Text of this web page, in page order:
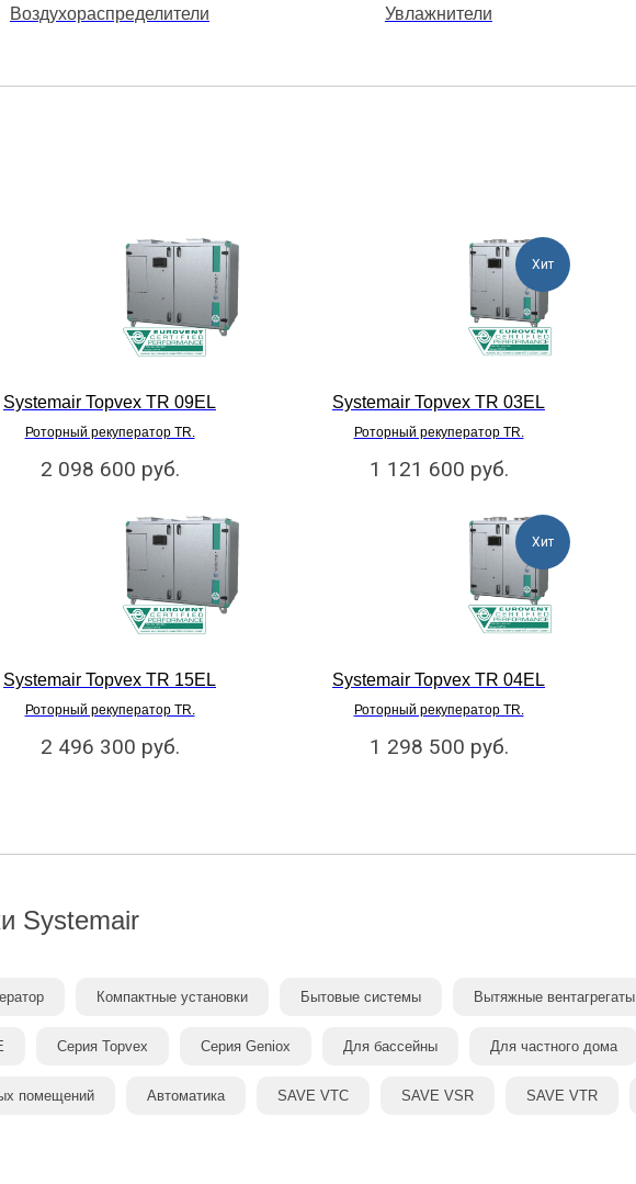
Воздухораспределители Увлажнители
Systemair Topvex TR 09EL
Роторный рекуператор TR.
2 098 600 руб.
Хит
Systemair Topvex TR 03EL
Роторный рекуператор TR.
1 121 600 руб.
Systemair Topvex TR 15EL
Роторный рекуператор TR.
2 496 300 руб.
Хит
Systemair Topvex TR 04EL
Роторный рекуператор TR.
1 298 500 руб.
Systemair
Компактные установки Бытовые системы Вытяжные вентагрегаты
Серия Topvex Серия Geniox Для бассейны Для частного дома
помещений Автоматика SAVE VTC SAVE VSR SAVE VTR